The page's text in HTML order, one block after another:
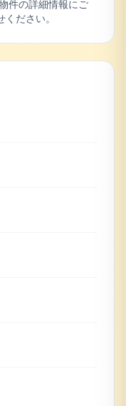
件の詳細情報にご
ださい。